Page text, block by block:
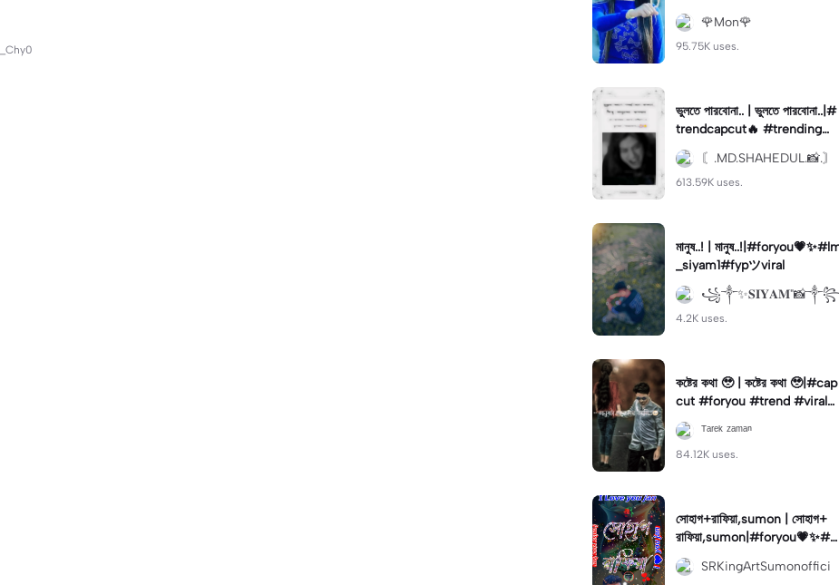
you#viral#tiktokktrend#tre
nding🔥🌹Mon🌹
95.75K uses.
ভুলতে পারবোনা.. | ভুলতে পারবোনা..|#
trendcapcut🔥 #trending🔥
#fypツ⁠ #foryou💗✨#flypシ
〘.MD.SHAHEDUL.📸.〙
613.59K uses.
মানুষ..! |
_siyam1#fypツviral
4.2K uses.
কষ্টের কথা 🥹 | কষ্টের কথা 🥹|#cap
cut #foryou #trend #viral
#status
ᵀᵃʳᵉᵏ ᶻᵃᵐᵃⁿ
84.12K uses.
সোহাগ+রাফিয়া,sumon | সোহাগ+
রাফিয়া,sumon|#foryou💗✨#f
oryoupage🔥#foryoupege#
foryoutemplate#for
SRKingArtSumonoffici